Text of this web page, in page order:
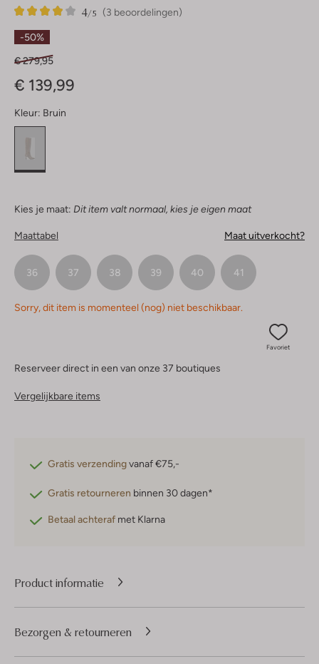
(3 beoordelingen)
4/5
3
4
Sterren
-50%
€ 279,95
€ 139,99
Kleur: Bruin
Kies je maat: Dit item valt normaal, kies je eigen maat
Maattabel Maat uitverkocht?
36 37 38 39 40 41
Sorry, dit item is momenteel (nog) niet beschikbaar.
Favoriet
Reserveer direct in een van onze 37 boutiques
Vergelijkbare items
Gratis verzendingvanaf €75,-
Gratis retourneren binnen 30 dagen*
Betaal achteraf met Klarna
Product informatie
Bezorgen & retourneren